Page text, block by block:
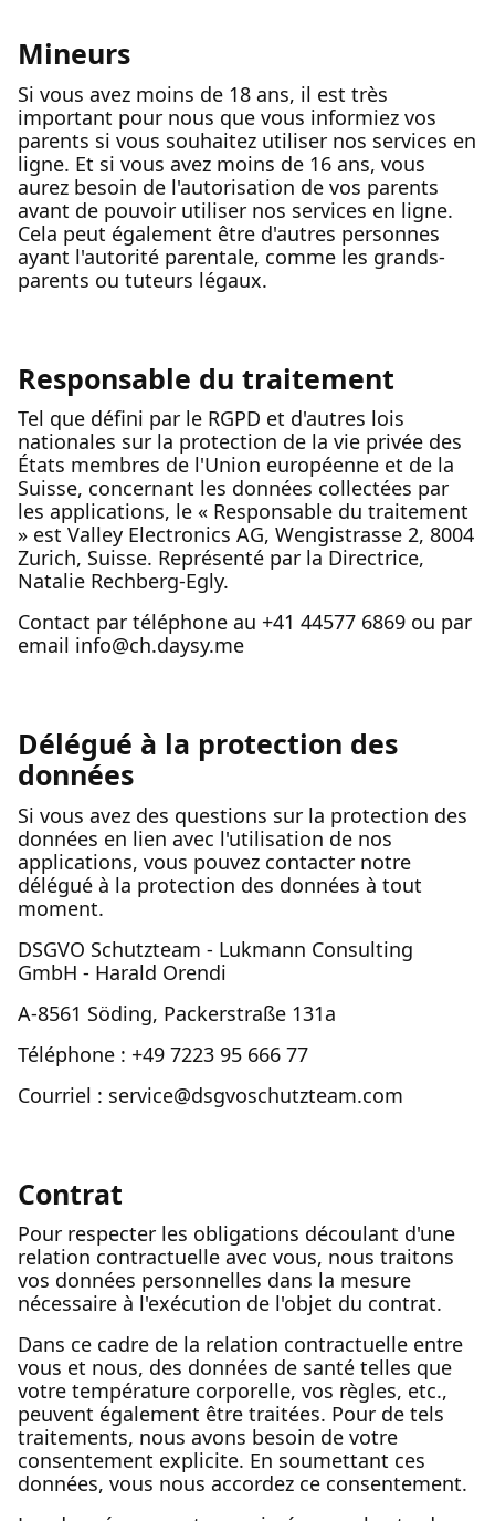
Mineurs
Si vous avez moins de 18 ans, il est très
important pour nous que vous informiez vos
parents si vous souhaitez utiliser nos services en
ligne. Et si vous avez moins de 16 ans, vous
aurez besoin de l'autorisation de vos parents
avant de pouvoir utiliser nos services en ligne.
Cela peut également être d'autres personnes
ayant l'autorité parentale, comme les grands-
parents ou tuteurs légaux.
Responsable du traitement
Tel que défini par le RGPD et d'autres lois
nationales sur la protection de la vie privée des
États membres de l'Union européenne et de la
Suisse, concernant les données collectées par
les applications, le « Responsable du traitement
» est Valley Electronics AG, Wengistrasse 2, 8004
Zurich, Suisse. Représenté par la Directrice,
Natalie Rechberg-Egly.
Contact par téléphone au +41 44577 6869 ou par
email info@ch.daysy.me
Délégué à la protection des
données
Si vous avez des questions sur la protection des
données en lien avec l'utilisation de nos
applications, vous pouvez contacter notre
délégué à la protection des données à tout
moment.
DSGVO Schutzteam - Lukmann Consulting
GmbH - Harald Orendi
A-8561 Söding, Packerstraße 131a
Téléphone : +49 7223 95 666 77
Courriel : service@dsgvoschutzteam.com
Contrat
Pour respecter les obligations découlant d'une
relation contractuelle avec vous, nous traitons
vos données personnelles dans la mesure
nécessaire à l'exécution de l'objet du contrat.
Dans ce cadre de la relation contractuelle entre
vous et nous, des données de santé telles que
votre température corporelle, vos règles, etc.,
peuvent également être traitées. Pour de tels
traitements, nous avons besoin de votre
consentement explicite. En soumettant ces
données, vous nous accordez ce consentement.